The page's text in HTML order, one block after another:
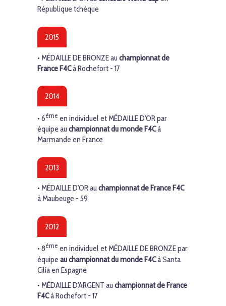
République tchèque
2015
• MÉDAILLE DE BRONZEau championnat de
France F4Cà Rochefort - 17
2014
• 6ème en individuel etMÉDAILLE D'ORpar
équipe au championnat du monde F4Cà
Marmande en France
2013
• MÉDAILLE D'ORau championnat de France F4C
à Maubeuge - 59
2012
• 8ème en individuel etMÉDAILLE DE BRONZEpar
équipe auchampionnat du monde F4Cà Santa
Cilia en Espagne
• MÉDAILLE D'ARGENT au championnat de France
F4Cà Rochefort - 17